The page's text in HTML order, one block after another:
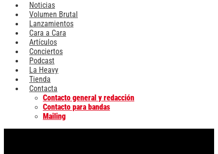
Noticias
Volumen Brutal
Lanzamientos
Cara a Cara
Artículos
Conciertos
Podcast
La Heavy
Tienda
Contacta
Contacto general y redacción
Contacto para bandas
Mailing